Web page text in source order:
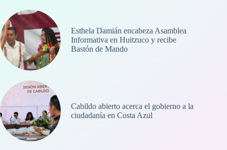
Esthela Damián encabeza Asamblea
Informativa en Huitzuco y recibe
Bastón de Mando
Cabildo abierto acerca el gobierno a la
ciudadanía en Costa Azul